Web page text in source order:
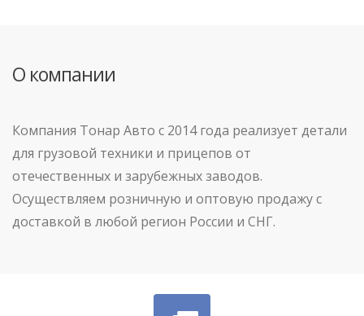
О компании
Компания Тонар Авто с 2014 года реализует детали
для грузовой техники и прицепов от
отечественных и зарубежных заводов.
Осуществляем розничную и оптовую продажу с
доставкой в любой регион России и СНГ.